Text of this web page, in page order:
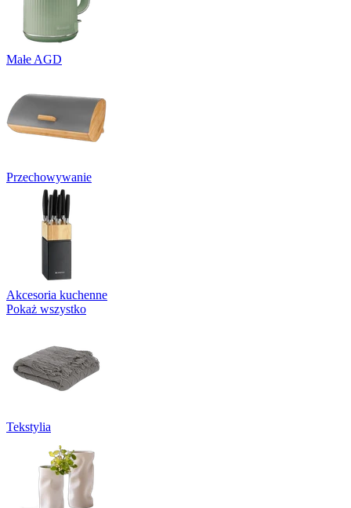
Małe AGD
Przechowywanie
Akcesoria kuchenne
Pokaż wszystko
Tekstylia